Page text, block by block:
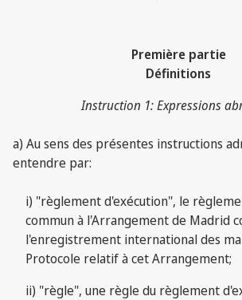
Première partie
Définitions
Instruction 1: Expressions
a) Au sens des présentes instructions
entendre par:
i) "règlement d'exécution", le
commun à l'Arrangement de Madrid
l'enregistrement international des
Protocole relatif à cet Arrangement;
ii) "règle", une règle du règlement